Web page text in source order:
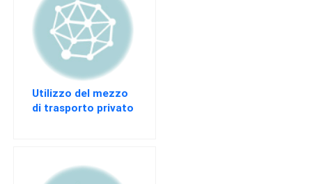
Utilizzo del mezzo
di trasporto privato